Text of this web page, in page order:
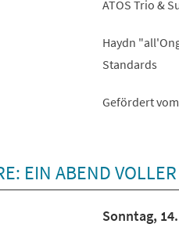
ATOS Trio &
Haydn
Standards
Gefördert
EIN ABEND
Sonntag,